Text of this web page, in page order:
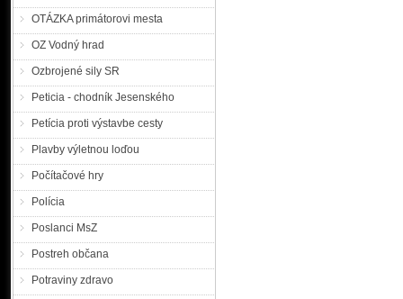
OTÁZKA primátorovi mesta
OZ Vodný hrad
Ozbrojené sily SR
Peticia - chodník Jesenského
Petícia proti výstavbe cesty
Plavby výletnou loďou
Počítačové hry
Polícia
Poslanci MsZ
Postreh občana
Potraviny zdravo